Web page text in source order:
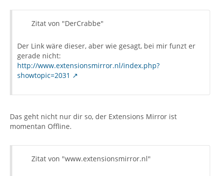
Zitat von "DerCrabbe"
Der Link wäre dieser, aber wie gesagt, bei mir funzt er
gerade nicht:
http://www.extensionsmirror.nl/index.php?
showtopic=2031
Das geht nicht nur dir so, der Extensions Mirror ist
momentan Offline.
Zitat von "www.extensionsmirror.nl"